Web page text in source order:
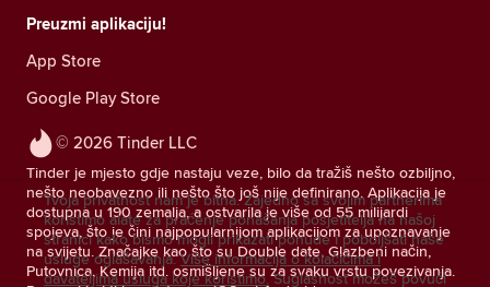
© 2026 Tinder LLC
Tinder je mjesto gdje nastaju veze, bilo da tražiš nešto ozbiljno,
nešto neobavezno ili nešto što još nije definirano. Aplikacija je
dostupna u 190 zemalja, a ostvarila je više od 55 milijardi
spojeva, što je čini najpopularnijom aplikacijom za upoznavanje
na svijetu. Značajke kao što su Double date, Glazbeni način,
Putovnica, Kemija itd. osmišljene su za svaku vrstu povezivanja.
Preuzmi aplikaciju!
App Store
Google Play Store
Tvoja privatnost nam je bitna. Zajedno sa svojim partnerima
koristimo alate za praćenje ponašanja posjetitelja na našoj
stranici kako bismo mogli prikazati ponude i poboljšati naše
usluge oglašavanja. Više informacija o kolačićima i
davateljima usluga koje koristimo. Suglasnost možeš povući